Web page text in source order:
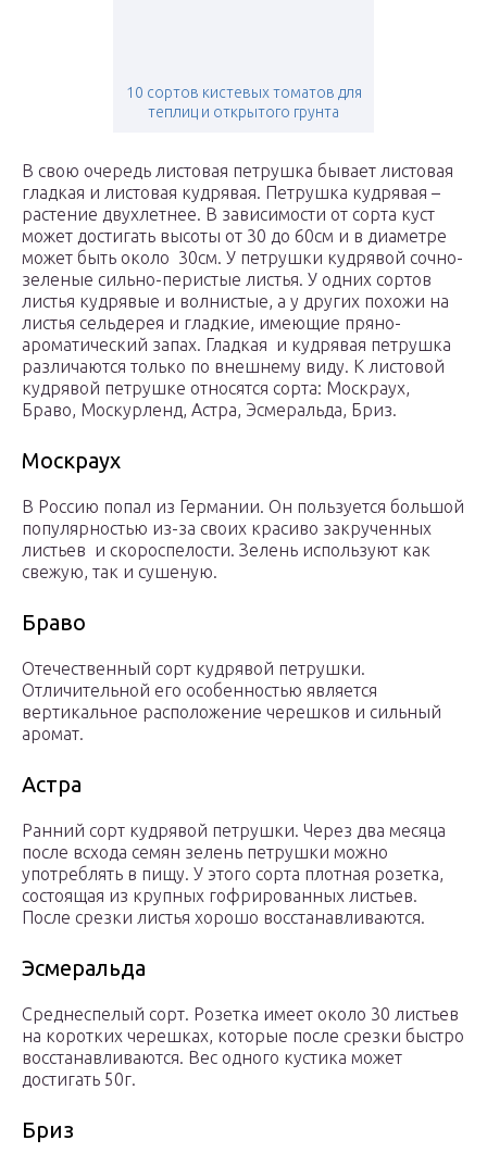
10 сортов кистевых томатов для
теплиц и открытого грунта
В свою очередь листовая петрушка бывает листовая
гладкая и листовая кудрявая. Петрушка кудрявая –
растение двухлетнее. В зависимости от сорта куст
может достигать высоты от 30 до 60см и в диаметре
может быть около 30см. У петрушки кудрявой сочно-
зеленые сильно-перистые листья. У одних сортов
листья кудрявые и волнистые, а у других похожи на
листья сельдерея и гладкие, имеющие пряно-
ароматический запах. Гладкая и кудрявая петрушка
различаются только по внешнему виду. К листовой
кудрявой петрушке относятся сорта: Москраух,
Браво, Москурленд, Астра, Эсмеральда, Бриз.
Москраух
В Россию попал из Германии. Он пользуется большой
популярностью из-за своих красиво закрученных
листьев и скороспелости. Зелень используют как
свежую, так и сушеную.
Браво
Отечественный сорт кудрявой петрушки.
Отличительной его особенностью является
вертикальное расположение черешков и сильный
аромат.
Астра
Ранний сорт кудрявой петрушки. Через два месяца
после всхода семян зелень петрушки можно
употреблять в пищу. У этого сорта плотная розетка,
состоящая из крупных гофрированных листьев.
После срезки листья хорошо восстанавливаются.
Эсмеральда
Среднеспелый сорт. Розетка имеет около 30 листьев
на коротких черешках, которые после срезки быстро
восстанавливаются. Вес одного кустика может
достигать 50г.
Бриз